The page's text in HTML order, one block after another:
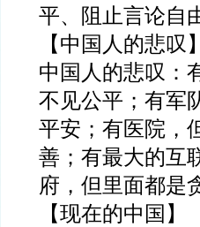
平、阻止言论自
【中国人的悲叹】
中国人的悲叹：
不见公平；有军
平安；有医院，
善；有最大的互
府，但里面都是
【现在的中国】